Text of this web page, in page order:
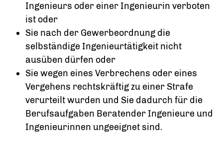
Ingenieurs oder einer Ingenieurin verboten
ist oder
Sie nach der Gewerbeordnung die
selbständige Ingenieurtätigkeit nicht
ausüben dürfen oder
Sie wegen eines Verbrechens oder eines
Vergehens rechtskräftig zu einer Strafe
verurteilt wurden und Sie dadurch für die
Berufsaufgaben Beratender Ingenieure und
Ingenieurinnen ungeeignet sind.